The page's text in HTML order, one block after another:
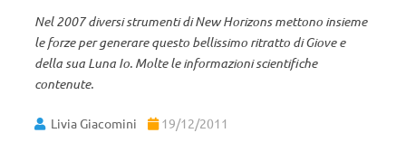
Nel 2007 diversi strumenti di New Horizons mettono insieme
le forze per generare questo bellissimo ritratto di Giove e
della sua Luna Io. Molte le informazioni scientifiche
contenute.
Livia Giacomini 19/12/2011